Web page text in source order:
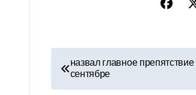
Н
а
назвал главное
сентябре